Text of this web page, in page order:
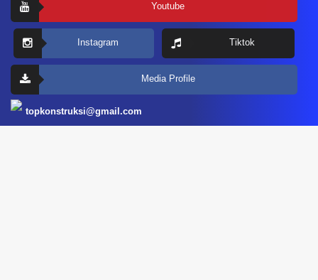
Youtube
Instagram Tiktok
Media Profile
topkonstruksi@gmail.com